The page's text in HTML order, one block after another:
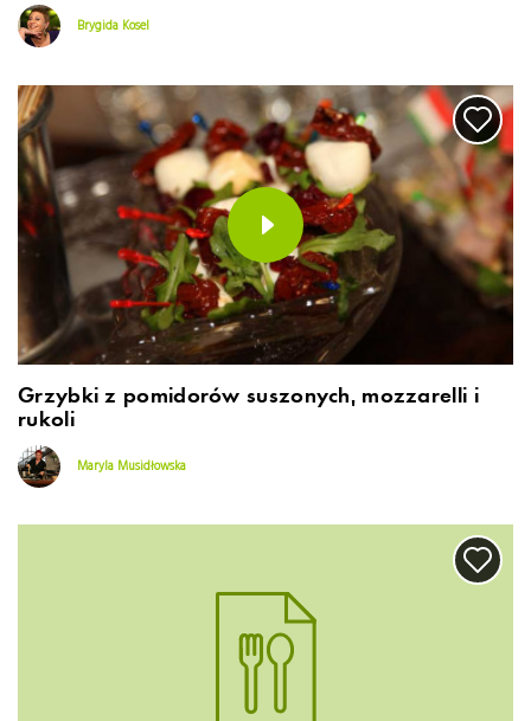
Brygida Kosel
Grzybki z pomidorów suszonych, mozzarelli i
rukoli
Maryla Musidłowska